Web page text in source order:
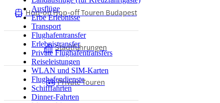
Ausflüge
Erbe Erlebnisse
Transport
Flughafentransfer
Erlebnistransfer
Private Flughafentransfers
Reiseleistungen
WLAN und SIM-Karten
Flughafendienste
Schifffahrten
Dinner-Fahrten
Hop-on Hop-off Touren Budapest
Stadtführungen
Private Touren